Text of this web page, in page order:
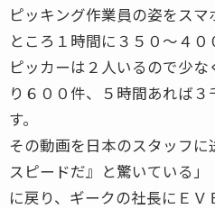
ピッキング作業員の姿をス
ところ１時間に３５０〜４０
ピッカーは２人いるので少
り６００件、５時間あれば
す。
その動画を日本のスタッフ
スピードだ』と驚いている
に戻り、ギークの社長にＥ